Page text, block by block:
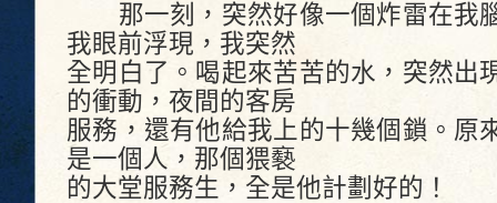
那一刻，突然好像一個炸雷在我
我眼前浮現，我突然
全明白了。喝起來苦苦的水，突然出
的衝動，夜間的客房
服務，還有他給我上的十幾個鎖。原
是一個人，那個猥褻
的大堂服務生，全是他計劃好的！